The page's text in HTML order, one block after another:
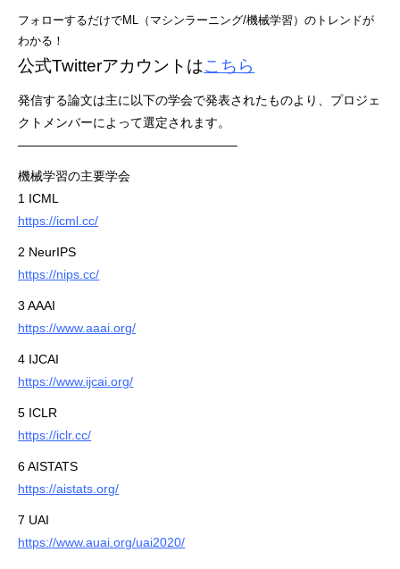
フォローするだけでML（マシンラーニング/機械学習）のトレンドが
わかる！
公式Twitterアカウントはこちら
発信する論文は主に以下の学会で発表されたものより、プロジェ
クトメンバーによって選定されます。
—————————————————–
機械学習の主要学会
1 ICML
https://icml.cc/
2 NeurIPS
https://nips.cc/
3 AAAI
https://www.aaai.org/
4 IJCAI
https://www.ijcai.org/
5 ICLR
https://iclr.cc/
6 AISTATS
https://aistats.org/
7 UAI
https://www.auai.org/uai2020/